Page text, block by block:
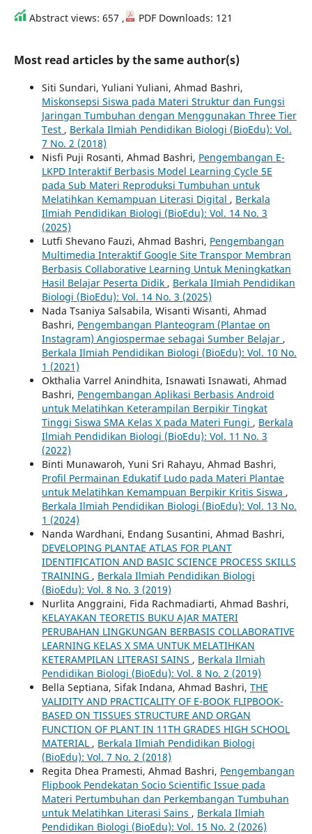
Abstract views: 657 , PDF Downloads: 121
Most read articles by the same author(s)
Siti Sundari, Yuliani Yuliani, Ahmad Bashri,
Miskonsepsi Siswa pada Materi Struktur dan Fungsi
Jaringan Tumbuhan dengan Menggunakan Three Tier
Test , Berkala Ilmiah Pendidikan Biologi (BioEdu): Vol.
7 No. 2 (2018)
Nisfi Puji Rosanti, Ahmad Bashri, Pengembangan E-
LKPD Interaktif Berbasis Model Learning Cycle 5E
pada Sub Materi Reproduksi Tumbuhan untuk
Melatihkan Kemampuan Literasi Digital , Berkala
Ilmiah Pendidikan Biologi (BioEdu): Vol. 14 No. 3
(2025)
Lutfi Shevano Fauzi, Ahmad Bashri, Pengembangan
Multimedia Interaktif Google Site Transpor Membran
Berbasis Collaborative Learning Untuk Meningkatkan
Hasil Belajar Peserta Didik , Berkala Ilmiah Pendidikan
Biologi (BioEdu): Vol. 14 No. 3 (2025)
Nada Tsaniya Salsabila, Wisanti Wisanti, Ahmad
Bashri, Pengembangan Planteogram (Plantae on
Instagram) Angiospermae sebagai Sumber Belajar ,
Berkala Ilmiah Pendidikan Biologi (BioEdu): Vol. 10 No.
1 (2021)
Okthalia Varrel Anindhita, Isnawati Isnawati, Ahmad
Bashri, Pengembangan Aplikasi Berbasis Android
untuk Melatihkan Keterampilan Berpikir Tingkat
Tinggi Siswa SMA Kelas X pada Materi Fungi , Berkala
Ilmiah Pendidikan Biologi (BioEdu): Vol. 11 No. 3
(2022)
Binti Munawaroh, Yuni Sri Rahayu, Ahmad Bashri,
Profil Permainan Edukatif Ludo pada Materi Plantae
untuk Melatihkan Kemampuan Berpikir Kritis Siswa ,
Berkala Ilmiah Pendidikan Biologi (BioEdu): Vol. 13 No.
1 (2024)
Nanda Wardhani, Endang Susantini, Ahmad Bashri,
DEVELOPING PLANTAE ATLAS FOR PLANT
IDENTIFICATION AND BASIC SCIENCE PROCESS SKILLS
TRAINING , Berkala Ilmiah Pendidikan Biologi
(BioEdu): Vol. 8 No. 3 (2019)
Nurlita Anggraini, Fida Rachmadiarti, Ahmad Bashri,
KELAYAKAN TEORETIS BUKU AJAR MATERI
PERUBAHAN LINGKUNGAN BERBASIS COLLABORATIVE
LEARNING KELAS X SMA UNTUK MELATIHKAN
KETERAMPILAN LITERASI SAINS , Berkala Ilmiah
Pendidikan Biologi (BioEdu): Vol. 8 No. 2 (2019)
Bella Septiana, Sifak Indana, Ahmad Bashri, THE
VALIDITY AND PRACTICALITY OF E-BOOK FLIPBOOK-
BASED ON TISSUES STRUCTURE AND ORGAN
FUNCTION OF PLANT IN 11TH GRADES HIGH SCHOOL
MATERIAL , Berkala Ilmiah Pendidikan Biologi
(BioEdu): Vol. 7 No. 2 (2018)
Regita Dhea Pramesti, Ahmad Bashri, Pengembangan
Flipbook Pendekatan Socio Scientific Issue pada
Materi Pertumbuhan dan Perkembangan Tumbuhan
untuk Melatihkan Literasi Sains , Berkala Ilmiah
Pendidikan Biologi (BioEdu): Vol. 15 No. 2 (2026)